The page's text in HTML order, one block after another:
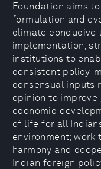
Foundation aims
formulation and
climate conducive
implementation;
institutions to
consistent policy-
consensual inputs
opinion to improve
economic
of life for all
environment; work
harmony and
Indian foreign